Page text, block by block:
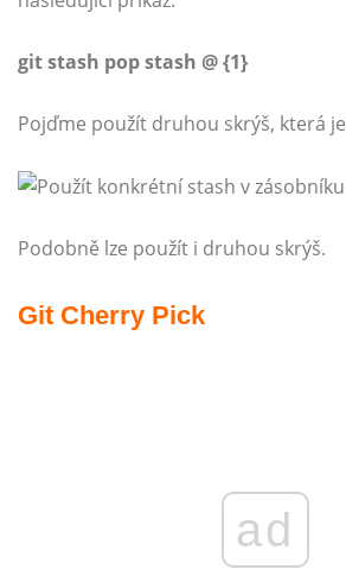
git stash pop stash @ {1}
Pojďme použít druhou skrýš, která je
Podobně lze použít i druhou skrýš.
Git Cherry Pick
ad